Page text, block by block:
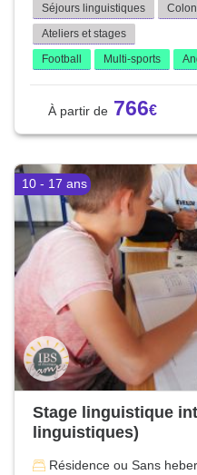
Séjours linguistiques
Ateliers et stages
Football
Multi-sports
766
10 - 17 ans
Stage linguistique
linguistiques)
Résidence ou Sans